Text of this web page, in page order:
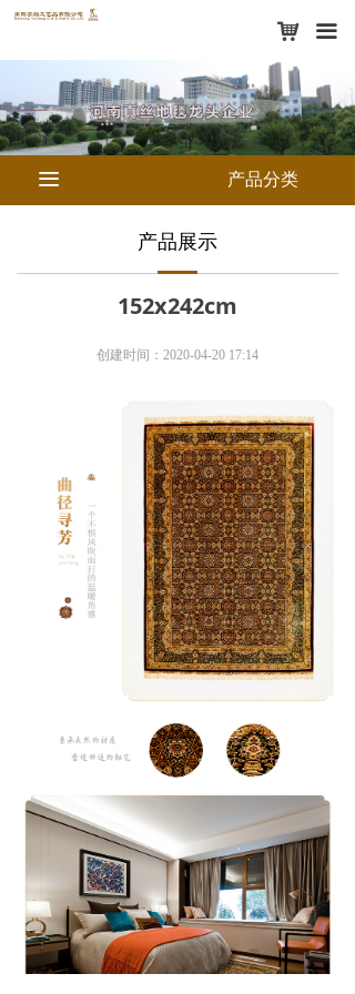
낙 끀
网站首页
新闻中心
媒体报道
走进宇翔
宇翔视频
产品展示
152x242cm
产品分类
끀
创建时间： 2020-04-20 17:14